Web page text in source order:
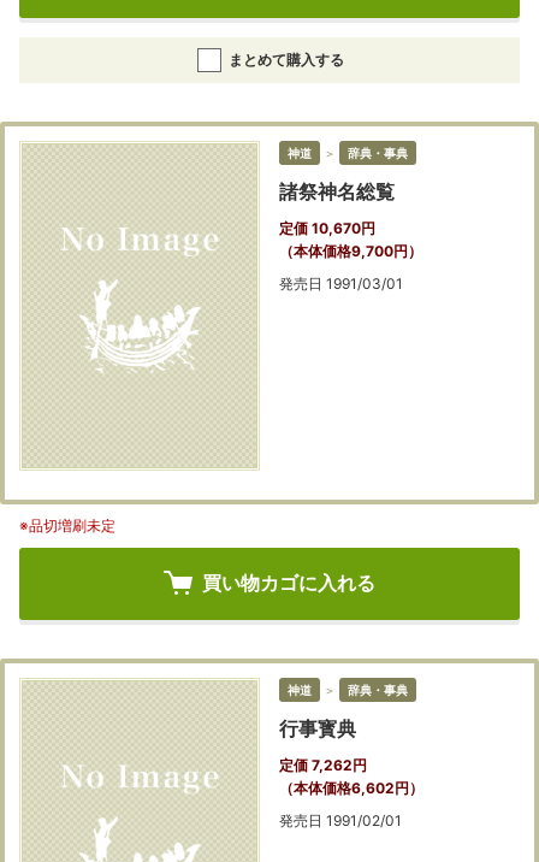
まとめて購入する
神道 ＞ 辞典・事典
諸祭神名総覧
定価 10,670円
（本体価格9,700円）
発売日 1991/03/01
※品切増刷未定
買い物カゴに入れる
神道 ＞ 辞典・事典
行事寳典
定価 7,262円
（本体価格6,602円）
発売日 1991/02/01